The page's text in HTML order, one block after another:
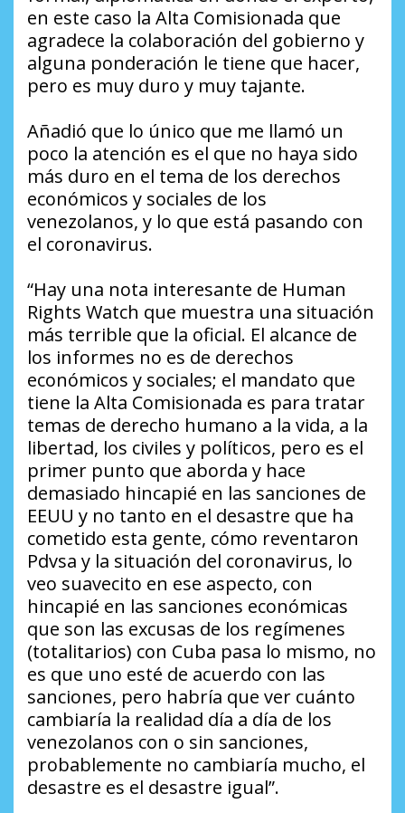
en este caso la Alta Comisionada que
agradece la colaboración del gobierno y
alguna ponderación le tiene que hacer,
pero es muy duro y muy tajante.
Añadió que lo único que me llamó un
poco la atención es el que no haya sido
más duro en el tema de los derechos
económicos y sociales de los
venezolanos, y lo que está pasando con
el coronavirus.
“Hay una nota interesante de Human
Rights Watch que muestra una situación
más terrible que la oficial. El alcance de
los informes no es de derechos
económicos y sociales; el mandato que
tiene la Alta Comisionada es para tratar
temas de derecho humano a la vida, a la
libertad, los civiles y políticos, pero es el
primer punto que aborda y hace
demasiado hincapié en las sanciones de
EEUU y no tanto en el desastre que ha
cometido esta gente, cómo reventaron
Pdvsa y la situación del coronavirus, lo
veo suavecito en ese aspecto, con
hincapié en las sanciones económicas
que son las excusas de los regímenes
(totalitarios) con Cuba pasa lo mismo, no
es que uno esté de acuerdo con las
sanciones, pero habría que ver cuánto
cambiaría la realidad día a día de los
venezolanos con o sin sanciones,
probablemente no cambiaría mucho, el
desastre es el desastre igual”.